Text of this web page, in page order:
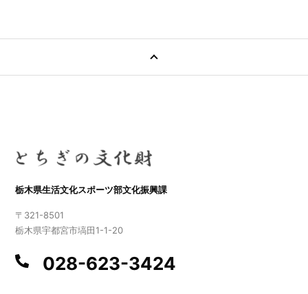
栃木県生活文化スポーツ部文化振興課
〒321-8501
栃木県宇都宮市塙田1-1-20
028-623-3424